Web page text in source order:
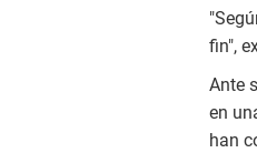
fin",
Ante
en
han